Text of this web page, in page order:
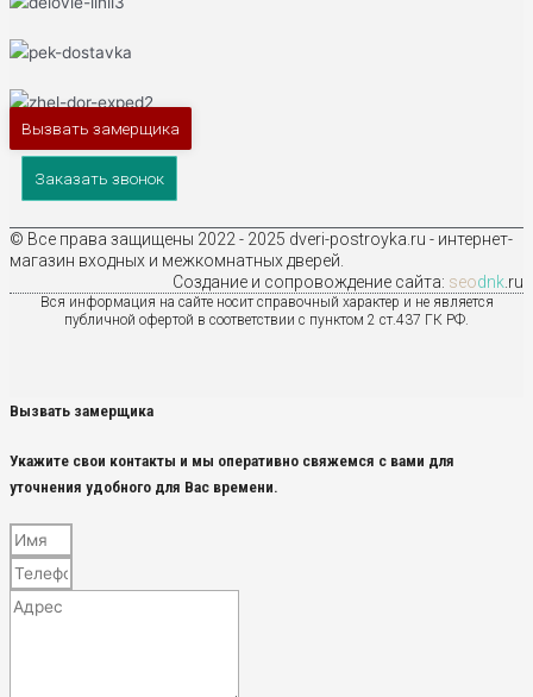
Вызвать замерщика
Заказать звонок
© Все права защищены 2022 - 2025 dveri-postroyka.ru - интернет-
магазин входных и межкомнатных дверей.
Создание и сопровождение сайта: seodnk .ru
Вся информация на сайте носит справочный характер и не является
публичной офертой в соответствии с пунктом 2 ст.437 ГК РФ.
Вызвать замерщика
Укажите свои контакты и мы оперативно свяжемся с вами для
уточнения удобного для Вас времени.